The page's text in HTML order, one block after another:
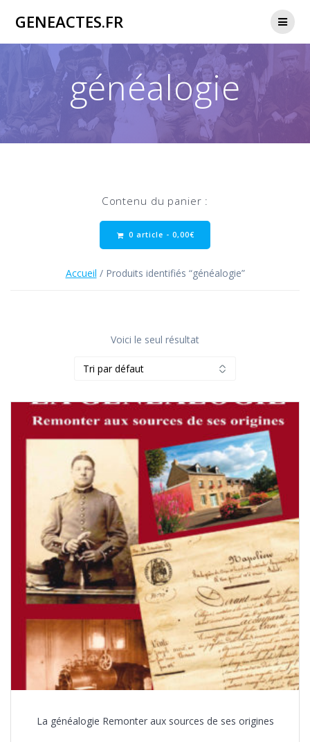
GENEACTES.FR
généalogie
Contenu du panier :
0 article - 0,00€
Accueil / Produits identifiés “généalogie”
Voici le seul résultat
La généalogie Remonter aux sources de ses origines